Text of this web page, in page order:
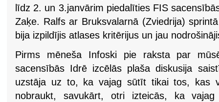
līdz 2. un 3.janvārim piedalīties FIS
Zaķe. Ralfs ar Bruksvalarnā (Zviedrija)
bija izpildījis atlases kritērijus un jau
Pirms mēneša Infoski pie raksta par
sacensībās Idrē izcēlās plaša diskusija
uzstāja uz to, ka vajag sūtīt tikai tos, kas
nobraukt, savukārt, otri izteicās, ka